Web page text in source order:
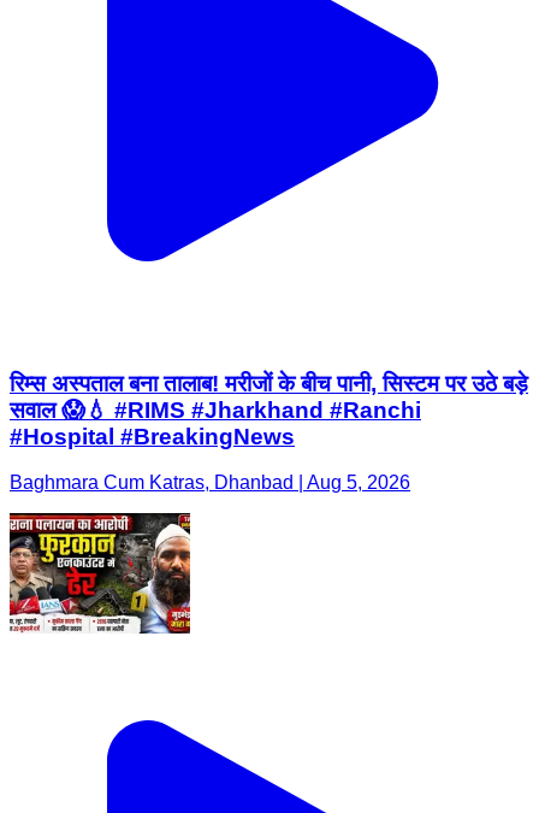
रिम्स अस्पताल बना तालाब! मरीजों के बीच पानी, सिस्टम पर उठे बड़े
सवाल 😱💧 #RIMS #Jharkhand #Ranchi
#Hospital #BreakingNews
Baghmara Cum Katras, Dhanbad | Aug 5, 2026